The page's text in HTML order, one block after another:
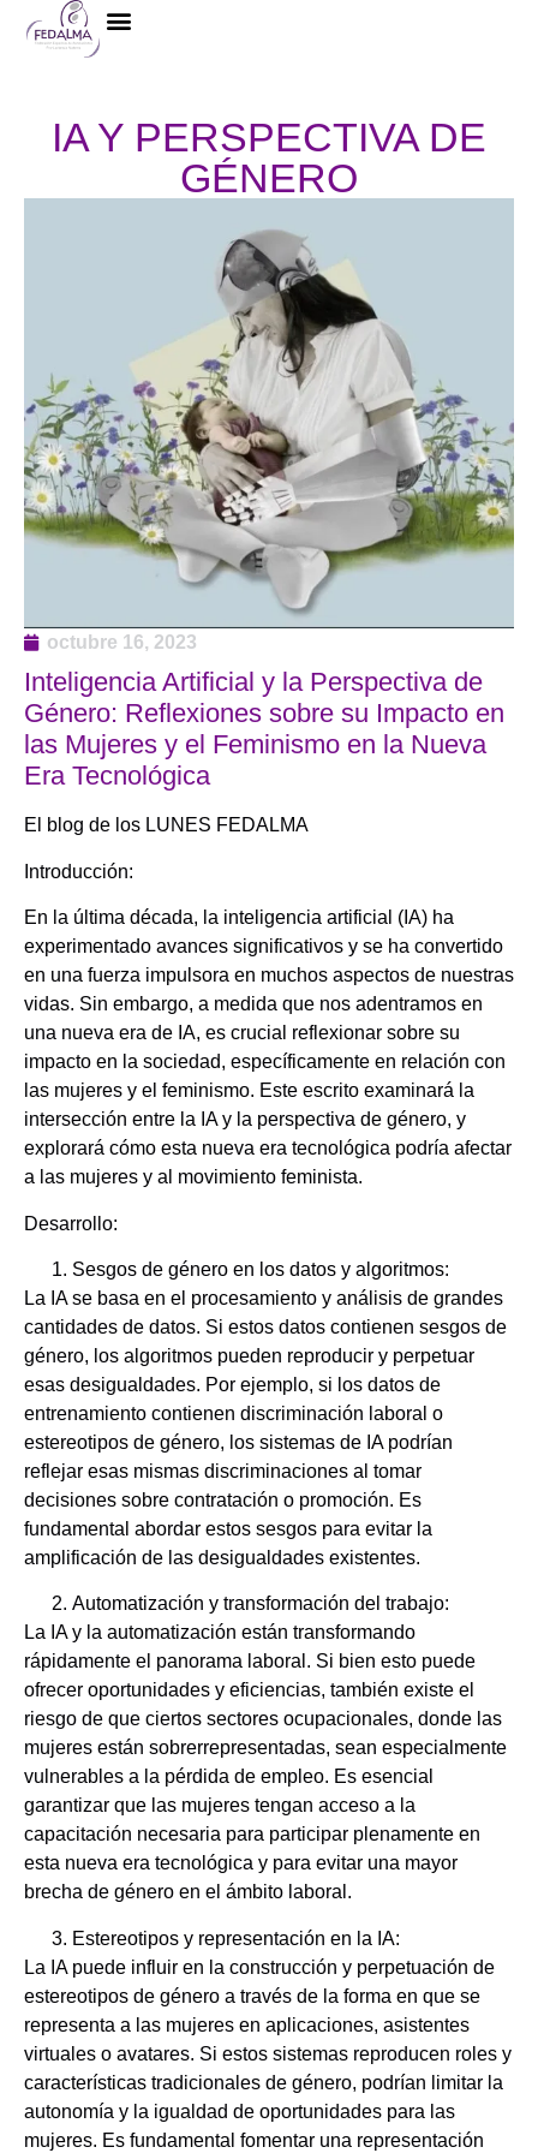
IA Y PERSPECTIVA DE
GÉNERO
octubre 16, 2023
Inteligencia Artificial y la Perspectiva de
Género: Reflexiones sobre su Impacto en
las Mujeres y el Feminismo en la Nueva
Era Tecnológica
El blog de los LUNES FEDALMA
Introducción:
En la última década, la inteligencia artificial (IA) ha
experimentado avances significativos y se ha convertido
en una fuerza impulsora en muchos aspectos de nuestras
vidas. Sin embargo, a medida que nos adentramos en
una nueva era de IA, es crucial reflexionar sobre su
impacto en la sociedad, específicamente en relación con
las mujeres y el feminismo. Este escrito examinará la
intersección entre la IA y la perspectiva de género, y
explorará cómo esta nueva era tecnológica podría afectar
a las mujeres y al movimiento feminista.
Desarrollo:
Sesgos de género en los datos y algoritmos:
La IA se basa en el procesamiento y análisis de grandes
cantidades de datos. Si estos datos contienen sesgos de
género, los algoritmos pueden reproducir y perpetuar
esas desigualdades. Por ejemplo, si los datos de
entrenamiento contienen discriminación laboral o
estereotipos de género, los sistemas de IA podrían
reflejar esas mismas discriminaciones al tomar
decisiones sobre contratación o promoción. Es
fundamental abordar estos sesgos para evitar la
amplificación de las desigualdades existentes.
Automatización y transformación del trabajo:
La IA y la automatización están transformando
rápidamente el panorama laboral. Si bien esto puede
ofrecer oportunidades y eficiencias, también existe el
riesgo de que ciertos sectores ocupacionales, donde las
mujeres están sobrerrepresentadas, sean especialmente
vulnerables a la pérdida de empleo. Es esencial
garantizar que las mujeres tengan acceso a la
capacitación necesaria para participar plenamente en
esta nueva era tecnológica y para evitar una mayor
brecha de género en el ámbito laboral.
Estereotipos y representación en la IA:
La IA puede influir en la construcción y perpetuación de
estereotipos de género a través de la forma en que se
representa a las mujeres en aplicaciones, asistentes
virtuales o avatares. Si estos sistemas reproducen roles y
características tradicionales de género, podrían limitar la
autonomía y la igualdad de oportunidades para las
mujeres. Es fundamental fomentar una representación